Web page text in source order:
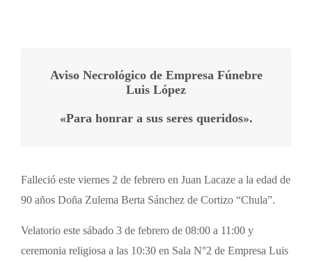
Aviso Necrológico de Empresa Fúnebre
Luis López
«Para honrar a sus seres queridos».
Falleció este viernes 2 de febrero en Juan Lacaze a la edad de
90 años Doña Zulema Berta Sánchez de Cortizo “Chula”.
Velatorio este sábado 3 de febrero de 08:00 a 11:00 y
ceremonia religiosa a las 10:30 en Sala N°2 de Empresa Luis